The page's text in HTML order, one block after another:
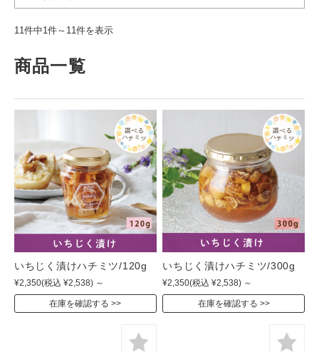
11件中1件～11件を表示
商品一覧
いちじく漬けハチミツ/120g
¥2,350(税込 ¥2,538) ～
在庫を確認する
いちじく漬けハチミツ/300g
¥2,350(税込 ¥2,538) ～
在庫を確認する